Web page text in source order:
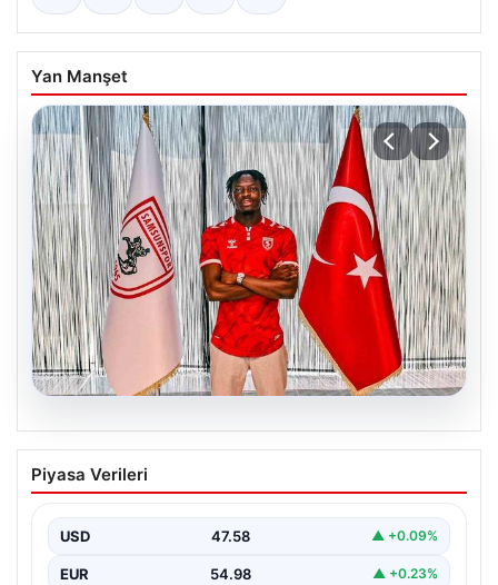
Yan Manşet
Samsunspor, Antoine Sekongo’yu 5
Yıllık Anlaşma ile Kadrosuna Ekledi
devam ederek Fransa’nın önemli kulüplerinden USL
Dunkerque forması giyen…
Piyasa Verileri
USD 47.58 ▲ +0.09%
EUR 54.98 ▲ +0.23%